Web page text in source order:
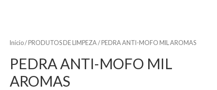
Início/ PRODUTOS DE LIMPEZA/ PEDRA ANTI-MOFO MIL AROMAS
PEDRA ANTI-MOFO MIL
AROMAS